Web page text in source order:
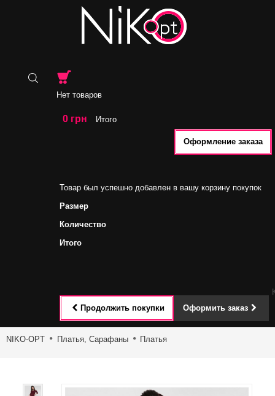
Нет товаров
0 грн Итого
Оформление заказа
Товар был успешно добавлен в вашу корзину покупок
Размер
Количество
Итого
Продолжить покупки Оформить заказ
Toggle
NIKO-OPT Платья, Сарафаны Платья